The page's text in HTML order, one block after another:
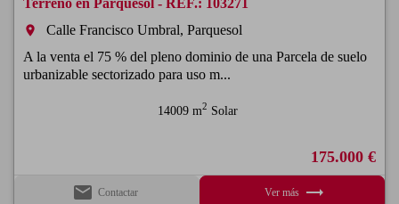
room
Calle Francisco Umbral, Parquesol
A la venta el 75 % del pleno dominio de una Parcela de suelo
urbanizable sectorizado para uso m...
14009 m2 Solar
175.000 €
email Contactar Ver más trending_flat